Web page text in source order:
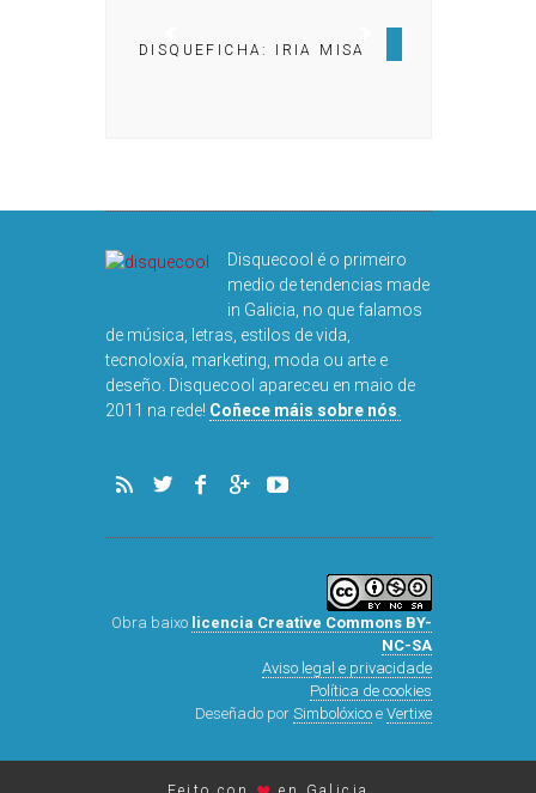
DISQUEFICHA: IRIA MISA
DISQUEFICHA: ÓLÖF
Disquecool é o primeiro
medio de tendencias made
in Galicia, no que falamos
de música, letras, estilos de vida,
tecnoloxía, marketing, moda ou arte e
deseño. Disquecool apareceu en maio de
2011 na rede! Coñece máis sobre nós.
Obra baixo licencia Creative Commons BY-
NC-SA
Aviso legal e privacidade
Política de cookies
Deseñado por Simbolóxicoe Vertixe